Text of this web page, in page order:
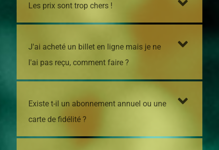
Les prix sont trop chers !
J'ai acheté un billet en ligne mais je ne
l'ai pas reçu, comment faire ?
Existe t-il un abonnement annuel ou une
carte de fidélité ?